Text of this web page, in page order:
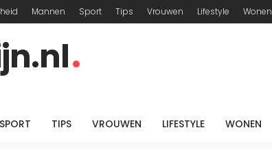
Mannen Sport Tips Vrouwen Lifestyle Wonen
SPORT TIPS VROUWEN LIFESTYLE WONEN